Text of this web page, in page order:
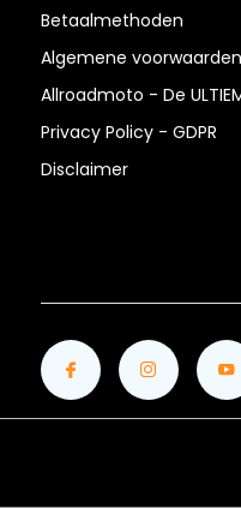
Betaalmethoden
Algemene voorwaarden
Allroadmoto - De
Privacy Policy - GDPR
Disclaimer